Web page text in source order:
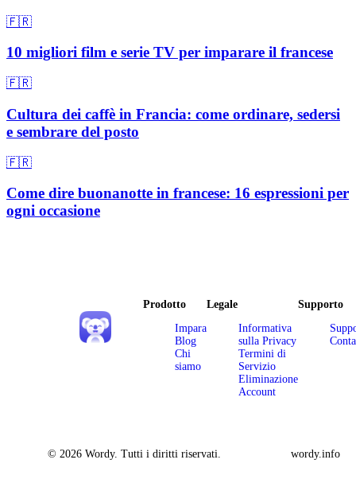
🇫🇷
10 migliori film e serie TV per imparare il francese
🇫🇷
Cultura dei caffè in Francia: come ordinare, sedersi
e sembrare del posto
🇫🇷
Come dire buonanotte in francese: 16 espressioni per
ogni occasione
Prodotto
Impara
Blog
Chi
siamo
Legale
Informativa
sulla Privacy
Termini di
Servizio
Eliminazione
Account
Supporto
© 2026 Wordy. Tutti i diritti riservati. wordy.info